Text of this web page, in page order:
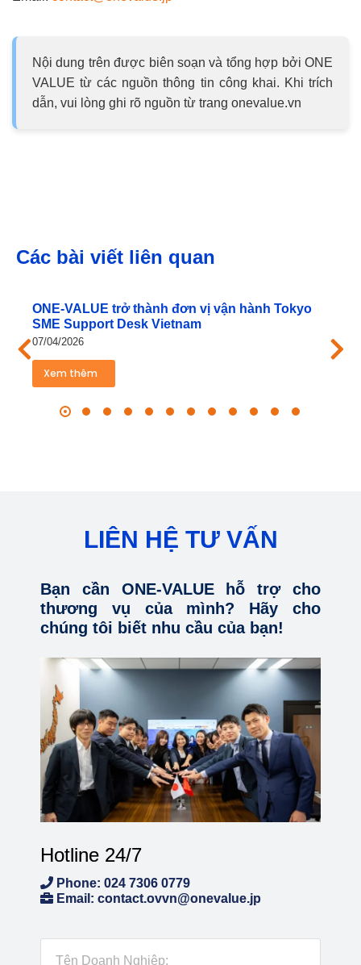
Nội dung trên được biên soạn và tổng hợp bởi ONE
VALUE từ các nguồn thông tin công khai. Khi trích
dẫn, vui lòng ghi rõ nguồn từ trang onevalue.vn
Các bài viết liên quan
ONE‑VALUE trở thành đơn vị vận hành Tokyo
SME Support Desk Vietnam
07/04/2026
Xem thêm
LIÊN HỆ TƯ VẤN
Bạn cần ONE-VALUE hỗ trợ cho
thương vụ của mình? Hãy cho
chúng tôi biết nhu cầu của bạn!
Hotline 24/7
Phone: 024 7306 0779
Email: contact.ovvn@onevalue.jp